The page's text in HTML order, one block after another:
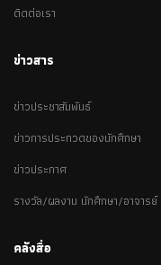
ติดต่อเรา
ข่าวสาร
ข่าวประชาสัมพันธ์
ข่าวการประกวดของนักศึกษา
ข่าวประกาศ
รางวัล/ผลงาน นักศึกษา/อาจารย์
คลังสื่อ